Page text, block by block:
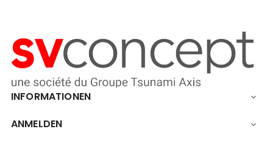
INFORMATIONEN 
ANMELDEN 